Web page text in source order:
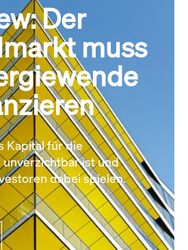
Der
muss
Kapital für die
ist und
dabei spielen.